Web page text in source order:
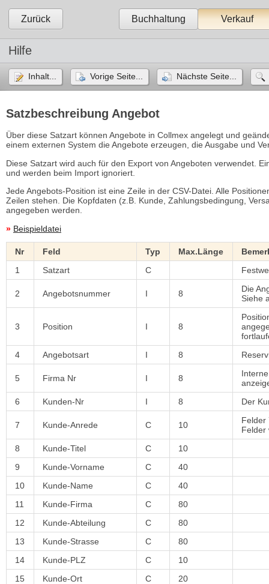
Zurück Buchhaltung Verkauf
Hilfe
Inhalt... Vorige Seite... Nächste Seite...
Satzbeschreibung Angebot
Über diese Satzart können Angebote in Collmex angelegt und
einem externen System die Angebote erzeugen, die Ausgabe und
Diese Satzart wird auch für den Export von Angeboten verwendet.
und werden beim Import ignoriert.
Jede Angebots-Position ist eine Zeile in der CSV-Datei. Alle
Zeilen stehen. Die Kopfdaten (z.B. Kunde, Zahlungsbedingung,
angegeben werden.
» Beispieldatei
Nr Feld Typ Max.Länge
1
Satzart C
2 Angebotsnummer I 8
Die
Siehe
3 Position I 8
4
Angebotsart I 8
5 Firma Nr I 8
6
Kunden-Nr I 8 Der
7 Kunde-Anrede C 10
Felder
Felder
8
Kunde-Titel C
10
9
Kunde-Vorname C
40
10
Kunde-Name C
40
11
Kunde-Firma C
80
12
Kunde-Abteilung C
80
13
Kunde-Strasse C
80
14
Kunde-PLZ C
10
15
Kunde-Ort C
20